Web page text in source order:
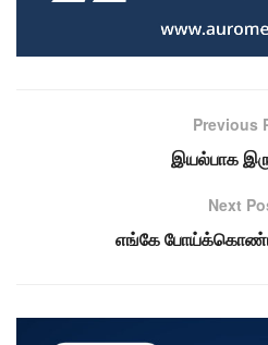
Previous
இயல்பாக
Next
எங்கே